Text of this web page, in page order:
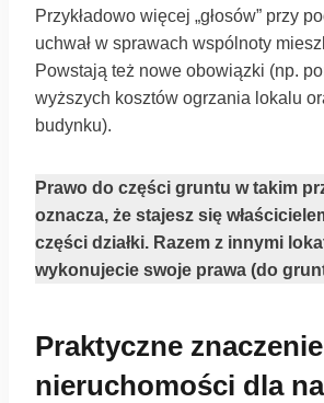
Przykładowo więcej „głosów” przy
uchwał w sprawach wspólnoty
Powstają też nowe obowiązki (np.
wyższych kosztów ogrzania lokalu
budynku).
Prawo do części gruntu w takim
oznacza, że stajesz się
części działki. Razem z innymi
wykonujecie swoje prawa (do
Praktyczne
nieruchomości dla